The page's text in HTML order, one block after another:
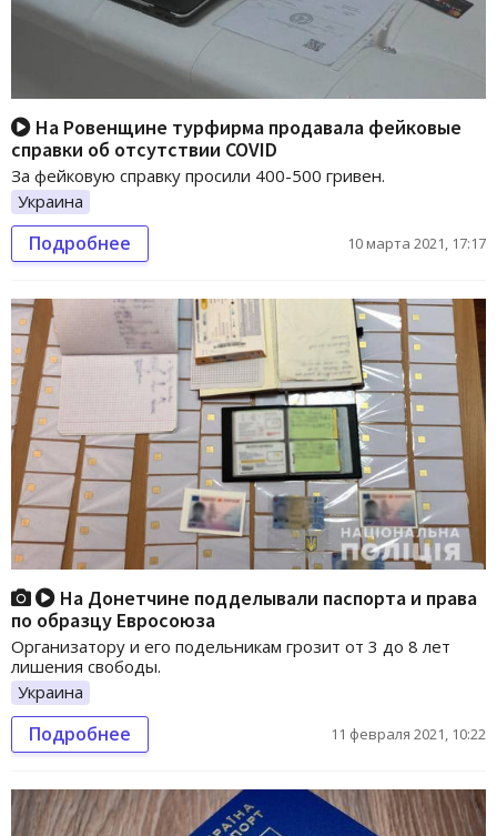
На Ровенщине турфирма продавала фейковые
справки об отсутствии COVID
За фейковую справку просили 400-500 гривен.
Украина
Подробнее 10 марта 2021, 17:17
На Донетчине подделывали паспорта и права
по образцу Евросоюза
Организатору и его подельникам грозит от 3 до 8 лет
лишения свободы.
Украина
Подробнее 11 февраля 2021, 10:22